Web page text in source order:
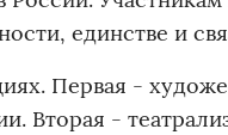
единстве и
Первая -
Вторая -